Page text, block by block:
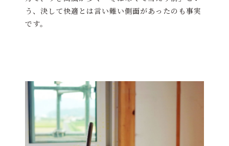
う、決して快適とは言い難い側面があったのも事実
です。